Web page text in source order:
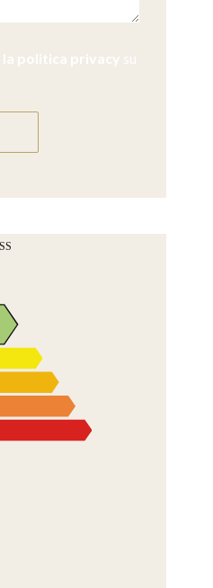
la politica privacy su